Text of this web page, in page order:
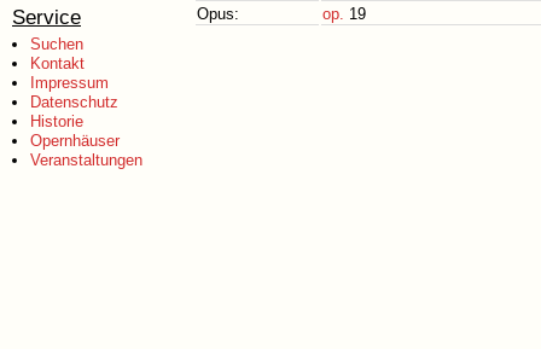
Service
Suchen
Kontakt
Impressum
Datenschutz
Historie
Opernhäuser
Veranstaltungen
Opus:
op. 19